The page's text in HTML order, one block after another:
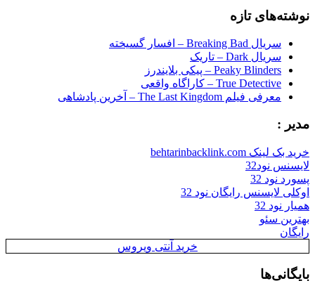
نوشته‌های تازه
سریال Breaking Bad – افسار گسیخته
سریال Dark – تاریک
Peaky Blinders – پیکی بلایندرز
True Detective – کاراگاه واقعی
معرفی فیلم The Last Kingdom – آخرین پادشاهی
مدیر :
خرید بک لینک behtarinbacklink.com
لایسنس نود32
پسورد نود 32
اوکلی لایسنس رایگان نود 32
همیار نود 32
بهترین سئو
رایگان
خرید آنتی ویروس
بایگانی‌ها